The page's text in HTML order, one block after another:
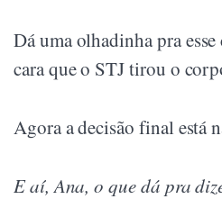
Dá uma olhadinha pra
cara que o STJ tirou o
Agora a decisão final está
E aí, Ana, o que dá pra